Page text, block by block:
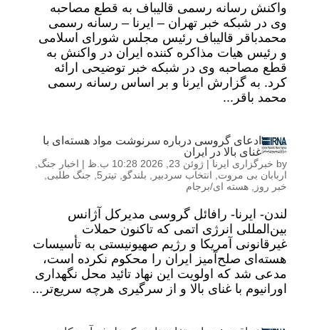
واکنش رسانه رسمی قالیباف به قطع مصاحبه
وی در شبکه خبر تهران – ایرنا – رسانه رسمی
محمدباقر قالیباف رئیس مجلس شورای اسلامی
و رئیس هیات مذاکره کننده ایران در واکنش به
قطع مصاحبه وی در شبکه خبر توضیحی ارائه
کرد. به گزارش ایرنا و بر اساس رسانه رسمی
محمد باقر...
ادعای گروسی درباره سرنوشت مواد هسته‌ای با
غنای بالا در ایران
by خبرگزاری ایرنا | ژوئن 23, 2026 10:28 ب.ظ | اخبار جنگ
اربابان بی مروت
انتخاب سردبیر بلندگو تیتر5 جنگ طلبی
خبر روز
هسته ای/برجام
لندن- ایرنا- رافائل گروسی مدیرکل آژانس
بین‌المللی انرژی اتمی که تاکنون حملات
غیرقانونی آمریکا و رژیم صهیونیستی به تأسیسات
هسته‌ای صلح‌آمیز ایران را محکوم نکرده است،
مدعی شد که اولویت این نهاد تائید محل نگهداری
اورانیوم با غنای بالا و از سرگیری هرچه سریع‌تر...